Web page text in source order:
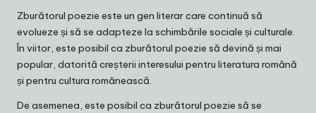
Zburătorul poezie este un gen literar care continuă să
evolueze și să se adapteze la schimbările sociale și culturale.
În viitor, este posibil ca zburătorul poezie să devină și mai
popular, datorită creșterii interesului pentru literatura română
și pentru cultura românească.
De asemenea, este posibil ca zburătorul poezie să se